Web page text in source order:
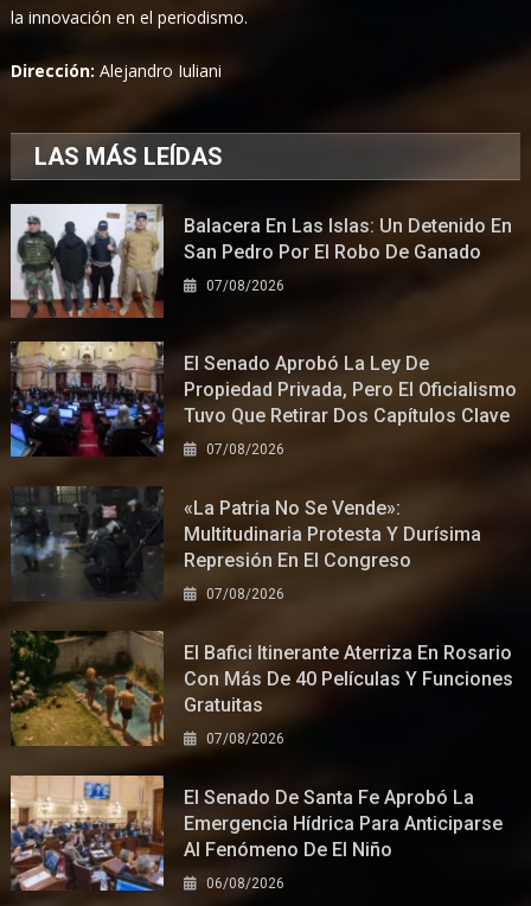
la innovación en el periodismo.
Dirección:Alejandro Iuliani
LAS MÁS LEÍDAS
Balacera En Las Islas: Un Detenido En
San Pedro Por El Robo De Ganado
07/08/2026
El Senado Aprobó La Ley De
Propiedad Privada, Pero El Oficialismo
Tuvo Que Retirar Dos Capítulos Clave
07/08/2026
«La Patria No Se Vende»:
Multitudinaria Protesta Y Durísima
Represión En El Congreso
07/08/2026
El Bafici Itinerante Aterriza En Rosario
Con Más De 40 Películas Y Funciones
Gratuitas
07/08/2026
El Senado De Santa Fe Aprobó La
Emergencia Hídrica Para Anticiparse
Al Fenómeno De El Niño
06/08/2026